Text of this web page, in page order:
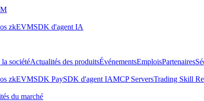
zkEVMSDK d'agent IA
sociétéActualités des produitsÉvénementsEmploisPartenaires
zkEVMSDK PaySDK d'agent IAMCP ServersTrading Skill
du marché